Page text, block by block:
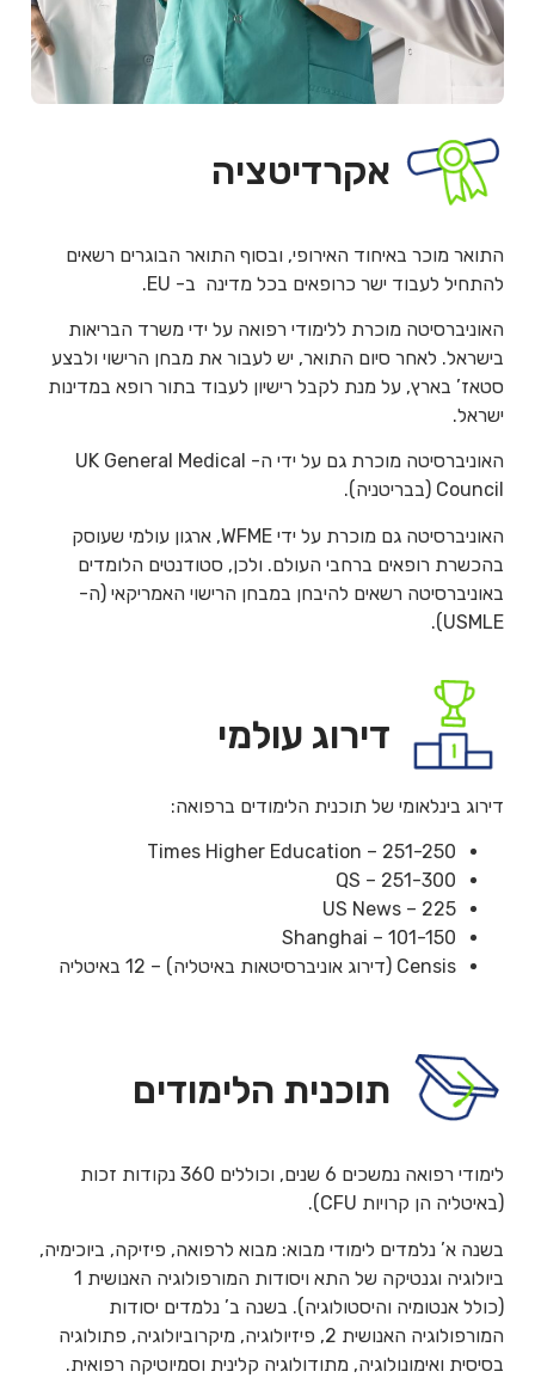
אקרדיטציה
התואר מוכר באיחוד האירופי, ובסוף התואר הבוגרים רשאים
להתחיל לעבוד ישר כרופאים בכל מדינה ב- EU.
האוניברסיטה מוכרת ללימודי רפואה על ידי משרד הבריאות
בישראל. לאחר סיום התואר, יש לעבור את מבחן הרישוי ולבצע
סטאז’ בארץ, על מנת לקבל רישיון לעבוד בתור רופא במדינות
ישראל.
האוניברסיטה מוכרת גם על ידי ה- UK General Medical
Council (בבריטניה).
האוניברסיטה גם מוכרת על ידי WFME, ארגון עולמי שעוסק
בהכשרת רופאים ברחבי העולם. ולכן, סטודנטים הלומדים
באוניברסיטה רשאים להיבחן במבחן הרישוי האמריקאי (ה-
USMLE).
דירוג עולמי
דירוג בינלאומי של תוכנית הלימודים ברפואה:
Times Higher Education – 251-250
QS – 251-300
US News – 225
Shanghai – 101-150
Censis (דירוג אוניברסיטאות באיטליה) – 12 באיטליה
תוכנית הלימודים
לימודי רפואה נמשכים 6 שנים, וכוללים 360 נקודות זכות
(באיטליה הן קרויות CFU).
בשנה א’ נלמדים לימודי מבוא: מבוא לרפואה, פיזיקה, ביוכימיה,
ביולוגיה וגנטיקה של התא ויסודות המורפולוגיה האנושית 1
(כולל אנטומיה והיסטולוגיה). בשנה ב’ נלמדים יסודות
המורפולוגיה האנושית 2, פיזיולוגיה, מיקרוביולוגיה, פתולוגיה
בסיסית ואימונולוגיה, מתודולוגיה קלינית וסמיוטיקה רפואית.